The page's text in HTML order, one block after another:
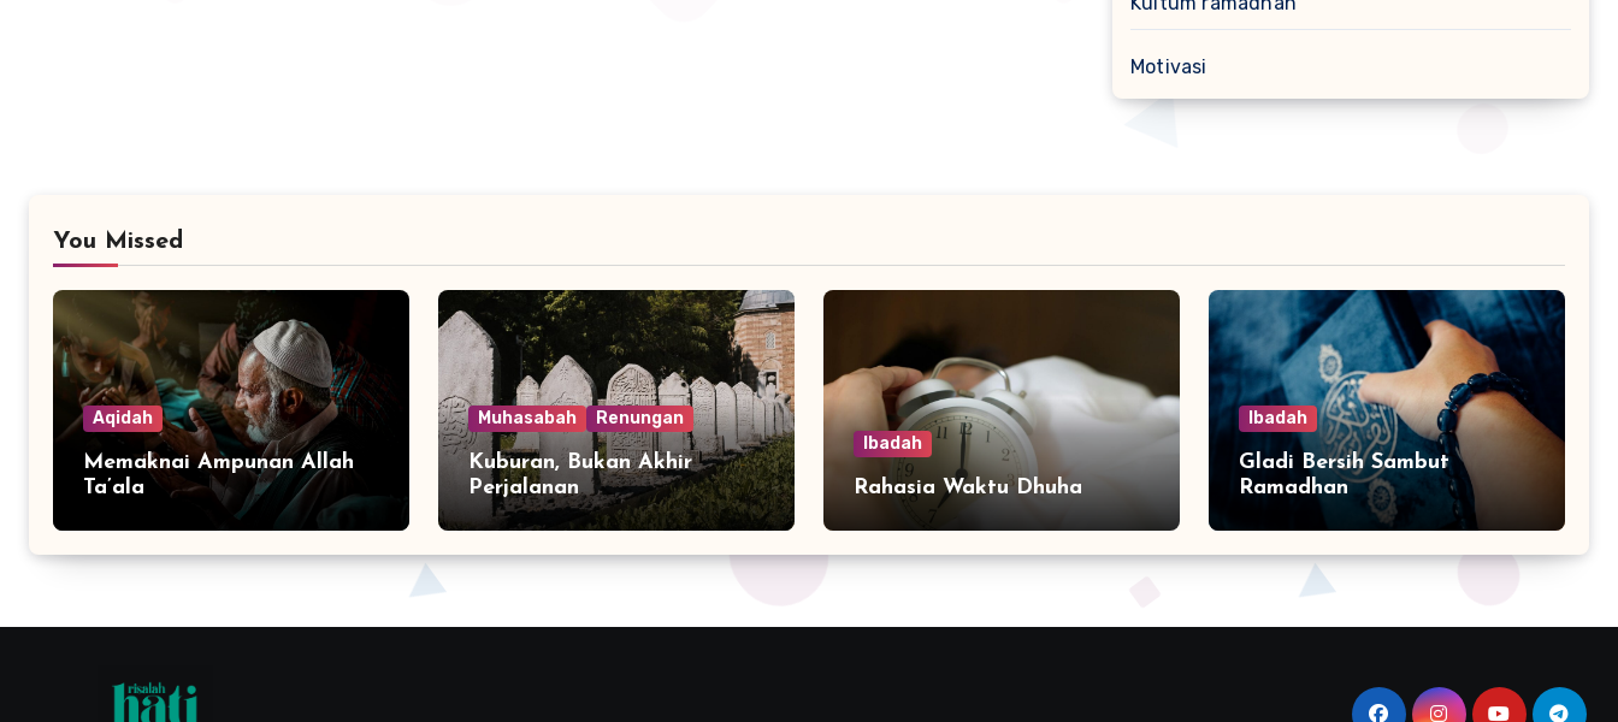
Motivasi
You Missed
Aqidah
Memaknai Ampunan Allah
Ta’ala
Muhasabah Renungan
Kuburan, Bukan Akhir
Perjalanan
Ibadah
Rahasia Waktu Dhuha
Ibadah
Gladi Bersih Sambut
Ramadhan